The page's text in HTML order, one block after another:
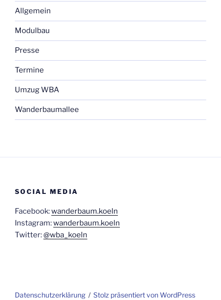
Allgemein
Modulbau
Presse
Termine
Umzug WBA
Wanderbaumallee
SOCIAL MEDIA
Facebook:wanderbaum.koeln
Instagram:wanderbaum.koeln
Twitter:@wba_koeln
Daten­schutz­er­klä­rung Stolz präsentiert von WordPress